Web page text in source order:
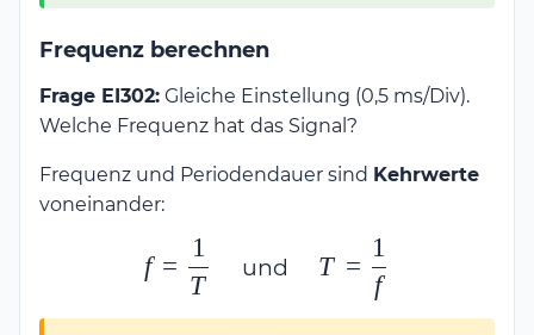
Frequenz berechnen
Frage EI302: Gleiche Einstellung (0,5 ms/Div).
Welche Frequenz hat das Signal?
Frequenz und Periodendauer sind Kehrwerte
voneinander:
\displaystyle
f = \frac{1}
{T}
f =
T
1
und \displaystyle
T = \frac{1}
{f}
T =
f
1